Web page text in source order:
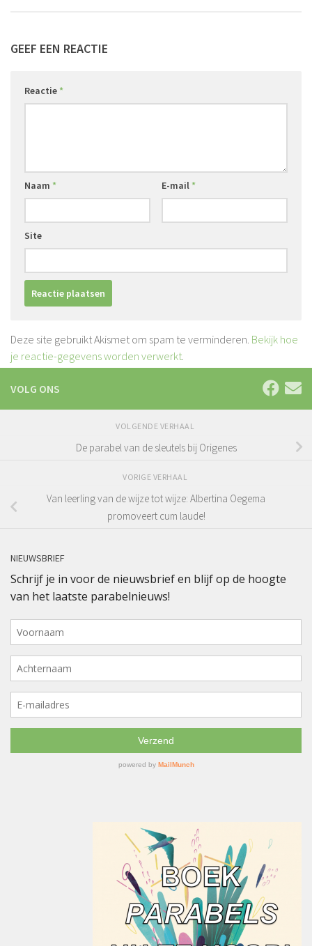
GEEF EEN REACTIE
Reactie *
Naam * E-mail *
Site
Deze site gebruikt Akismet om spam te verminderen. Bekijk hoe
je reactie-gegevens worden verwerkt.
VOLG ONS
VOLGENDE VERHAAL
De parabel van de sleutels bij Origenes
VORIGE VERHAAL
Van leerling van de wijze tot wijze: Albertina Oegema
promoveert cum laude!
NIEUWSBRIEF